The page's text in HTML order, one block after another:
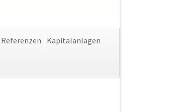
Referenzen Kapitalanlagen